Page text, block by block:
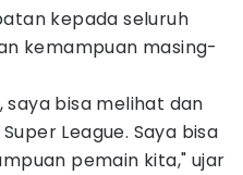
kepada seluruh
kemampuan masing-
saya bisa melihat dan
League. Saya bisa
pemain kita," ujar